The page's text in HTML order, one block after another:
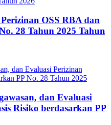
OSS RBA dan
28 Tahun 2025 Tahun
dan Evaluasi
Risiko berdasarkan PP